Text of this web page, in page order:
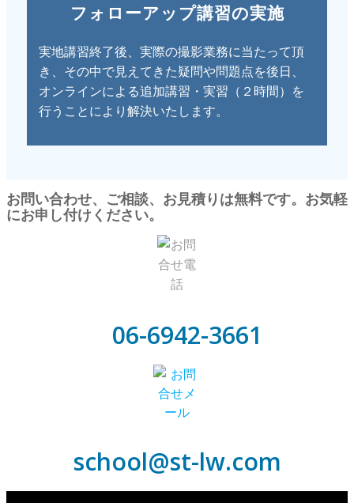
フォローアップ講習の実施
実地講習終了後、実際の撮影業務に当たって頂
き、その中で見えてきた疑問や問題点を後日、
オンラインによる追加講習・実習（２時間）を
行うことにより解決いたします。
お問い合わせ、ご相談、お見積りは無料です。お気軽
にお申し付けください。
06-6942-3661
school@st-lw.com